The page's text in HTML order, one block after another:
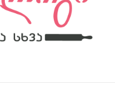
b a
t
e u